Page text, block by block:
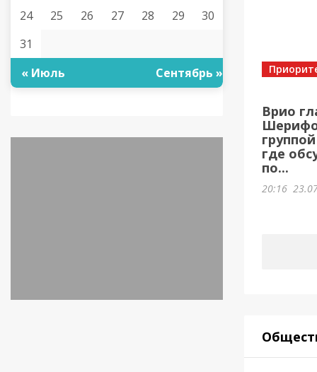
24
25 26 27 28 29
30
31
« Июль
Сентябрь »
Врио
где
по...
20:16